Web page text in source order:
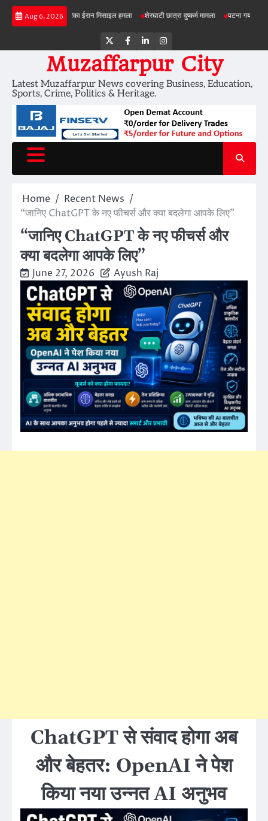
Skip
Aug 6, 2026
अमेरिका ईरान मिसाइल हमला शेरघाटी छात्रा दुष्कर्म मामला पटना गया सड़क हादसा
Twitter
Facebook
LinkedInInstagram
Muzaffarpur City
Latest Muzaffarpur News covering Business, Education,
Sports, Crime, Politics & Heritage.
Home
Recent News
“जानिए ChatGPT के नए फीचर्स और क्या बदलेगा आपके लिए”
“जानिए ChatGPT के नए फीचर्स और
क्या बदलेगा आपके लिए”
June 27, 2026 Ayush Raj
ChatGPT से संवाद होगा अब
और बेहतर: OpenAI ने पेश
किया नया उन्नत AI अनुभव